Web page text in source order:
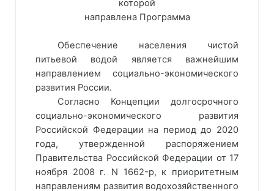
которой
направлена Программа
Обеспечение населения чистой
питьевой водой является важнейшим
направлением социально-экономического
развития России.
Согласно Концепции долгосрочного
социально-экономического развития
Российской Федерации на период до 2020
года, утвержденной распоряжением
Правительства Российской Федерации от 17
ноября 2008 г. N 1662-р, к приоритетным
направлениям развития водохозяйственного